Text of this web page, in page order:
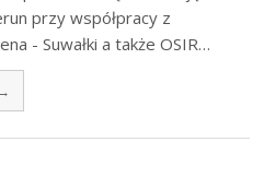
przy współpracy z
- Suwałki a także OSIR…